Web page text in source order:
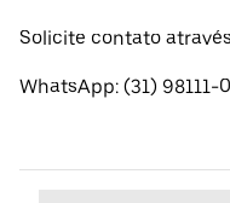
Solicite contato
WhatsApp: (31) 98111-